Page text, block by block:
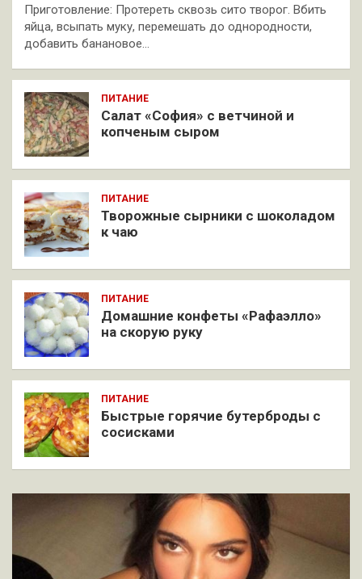
Приготовление: Протереть сквозь сито творог. Вбить
яйца, всыпать муку, перемешать до однородности,
добавить банановое…
ПИТАНИЕ
Салат «София» с ветчиной и
копченым сыром
ПИТАНИЕ
Творожные сырники с шоколадом
к чаю
ПИТАНИЕ
Домашние конфеты «Рафаэлло»
на скорую руку
ПИТАНИЕ
Быстрые горячие бутерброды с
сосисками